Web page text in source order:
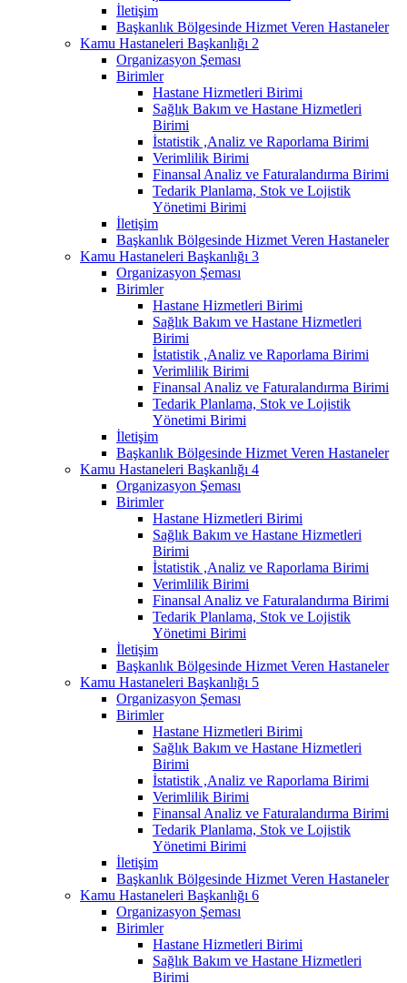
İletişim
Başkanlık Bölgesinde Hizmet Veren Hastaneler
Kamu Hastaneleri Başkanlığı 2
Organizasyon Şeması
Birimler
Hastane Hizmetleri Birimi
Sağlık Bakım ve Hastane Hizmetleri
Birimi
İstatistik ,Analiz ve Raporlama Birimi
Verimlilik Birimi
Finansal Analiz ve Faturalandırma Birimi
Tedarik Planlama, Stok ve Lojistik
Yönetimi Birimi
İletişim
Başkanlık Bölgesinde Hizmet Veren Hastaneler
Kamu Hastaneleri Başkanlığı 3
Organizasyon Şeması
Birimler
Hastane Hizmetleri Birimi
Sağlık Bakım ve Hastane Hizmetleri
Birimi
İstatistik ,Analiz ve Raporlama Birimi
Verimlilik Birimi
Finansal Analiz ve Faturalandırma Birimi
Tedarik Planlama, Stok ve Lojistik
Yönetimi Birimi
İletişim
Başkanlık Bölgesinde Hizmet Veren Hastaneler
Kamu Hastaneleri Başkanlığı 4
Organizasyon Şeması
Birimler
Hastane Hizmetleri Birimi
Sağlık Bakım ve Hastane Hizmetleri
Birimi
İstatistik ,Analiz ve Raporlama Birimi
Verimlilik Birimi
Finansal Analiz ve Faturalandırma Birimi
Tedarik Planlama, Stok ve Lojistik
Yönetimi Birimi
İletişim
Başkanlık Bölgesinde Hizmet Veren Hastaneler
Kamu Hastaneleri Başkanlığı 5
Organizasyon Şeması
Birimler
Hastane Hizmetleri Birimi
Sağlık Bakım ve Hastane Hizmetleri
Birimi
İstatistik ,Analiz ve Raporlama Birimi
Verimlilik Birimi
Finansal Analiz ve Faturalandırma Birimi
Tedarik Planlama, Stok ve Lojistik
Yönetimi Birimi
İletişim
Başkanlık Bölgesinde Hizmet Veren Hastaneler
Kamu Hastaneleri Başkanlığı 6
Organizasyon Şeması
Birimler
Hastane Hizmetleri Birimi
Sağlık Bakım ve Hastane Hizmetleri
Birimi